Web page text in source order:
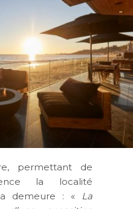
permettant de
la localité
demeure : «
La